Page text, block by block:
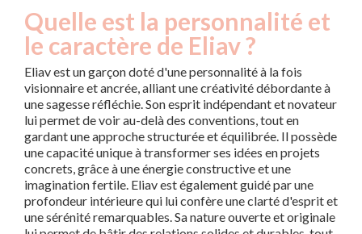
Quelle est la personnalité et
le caractère de Eliav ?
Eliav est un garçon doté d'une personnalité à la fois
visionnaire et ancrée, alliant une créativité débordante à
une sagesse réfléchie. Son esprit indépendant et novateur
lui permet de voir au-delà des conventions, tout en
gardant une approche structurée et équilibrée. Il possède
une capacité unique à transformer ses idées en projets
concrets, grâce à une énergie constructive et une
imagination fertile. Eliav est également guidé par une
profondeur intérieure qui lui confère une clarté d'esprit et
une sérénité remarquables. Sa nature ouverte et originale